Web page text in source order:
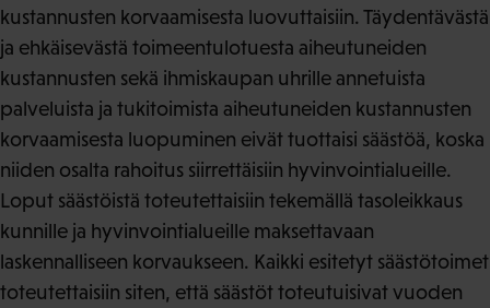
kustannusten korvaamisesta luovuttaisiin. Täydentävästä
ja ehkäisevästä toimeentulotuesta aiheutuneiden
kustannusten sekä ihmiskaupan uhrille annetuista
palveluista ja tukitoimista aiheutuneiden kustannusten
korvaamisesta luopuminen eivät tuottaisi säästöä, koska
niiden osalta rahoitus siirrettäisiin hyvinvointialueille.
Loput säästöistä toteutettaisiin tekemällä tasoleikkaus
kunnille ja hyvinvointialueille maksettavaan
laskennalliseen korvaukseen. Kaikki esitetyt säästötoimet
toteutettaisiin siten, että säästöt toteutuisivat vuoden